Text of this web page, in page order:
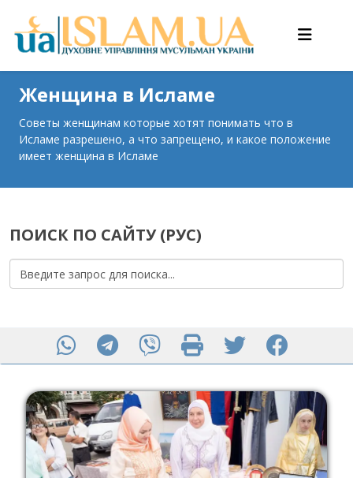
Женщина в Исламе
Советы женщинам которые хотят понимать что в
Исламе разрешено, а что запрещено, и какое положение
имеет женщина в Исламе
ПОИСК ПО САЙТУ (РУС)